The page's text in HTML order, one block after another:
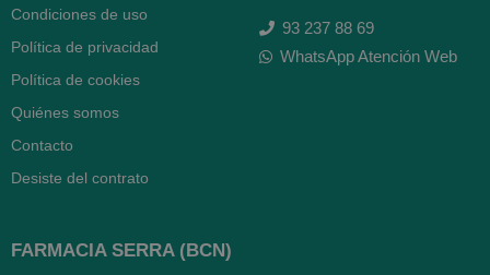
Condiciones de uso
Política de privacidad
Política de cookies
Quiénes somos
Contacto
Desiste del contrato
93 237 88 69
WhatsApp Atención Web
FARMACIA SERRA (BCN)